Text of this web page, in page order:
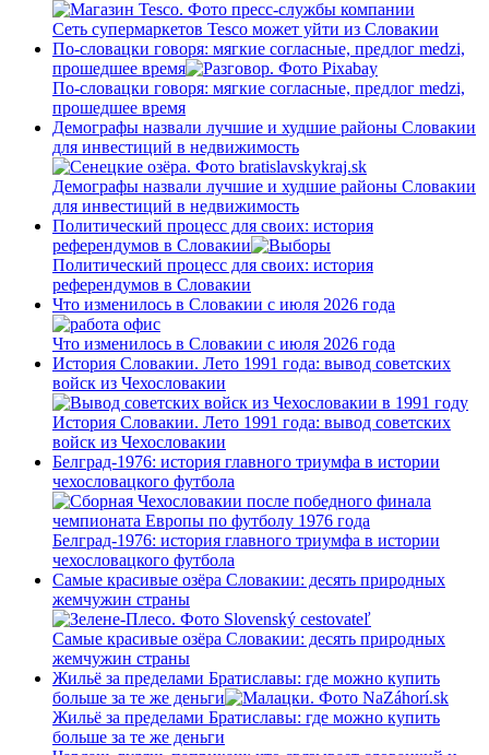
Сеть супермаркетов Tesco может уйти из Словакии
По-словацки говоря: мягкие согласные, предлог medzi,
прошедшее время
По-словацки говоря: мягкие согласные, предлог medzi,
прошедшее время
Демографы назвали лучшие и худшие районы Словакии
для инвестиций в недвижимость
Демографы назвали лучшие и худшие районы Словакии
для инвестиций в недвижимость
Политический процесс для своих: история
референдумов в Словакии
Политический процесс для своих: история
референдумов в Словакии
Что изменилось в Словакии с июля 2026 года
Что изменилось в Словакии с июля 2026 года
История Словакии. Лето 1991 года: вывод советских
войск из Чехословакии
История Словакии. Лето 1991 года: вывод советских
войск из Чехословакии
Белград-1976: история главного триумфа в истории
чехословацкого футбола
Белград-1976: история главного триумфа в истории
чехословацкого футбола
Самые красивые озёра Словакии: десять природных
жемчужин страны
Самые красивые озёра Словакии: десять природных
жемчужин страны
Жильё за пределами Братиславы: где можно купить
больше за те же деньги
Жильё за пределами Братиславы: где можно купить
больше за те же деньги